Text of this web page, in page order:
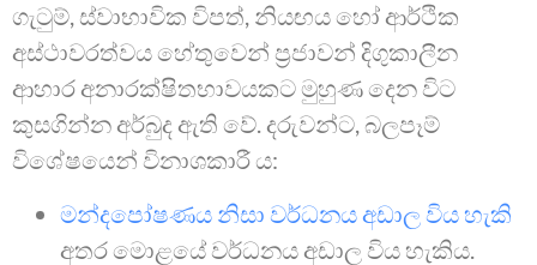
ගැටුම්, ස්වාභාවික විපත්, නියඟය හෝ ආර්ථික
අස්ථාවරත්වය හේතුවෙන් ප්‍රජාවන් දිගුකාලීන
ආහාර අනාරක්ෂිතභාවයකට මුහුණ දෙන විට
කුසගින්න අර්බුද ඇති වේ. දරුවන්ට, බලපෑම්
විශේෂයෙන් විනාශකාරී ය:
මන්දපෝෂණය නිසා වර්ධනය අඩාල විය හැකි
අතර මොළයේ වර්ධනය අඩාල විය හැකිය.